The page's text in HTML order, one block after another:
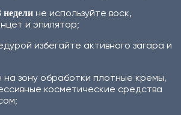
недели не используйте воск,
и эпилятор;
избегайте активного загара и
на зону обработки плотные кремы,
косметические средства